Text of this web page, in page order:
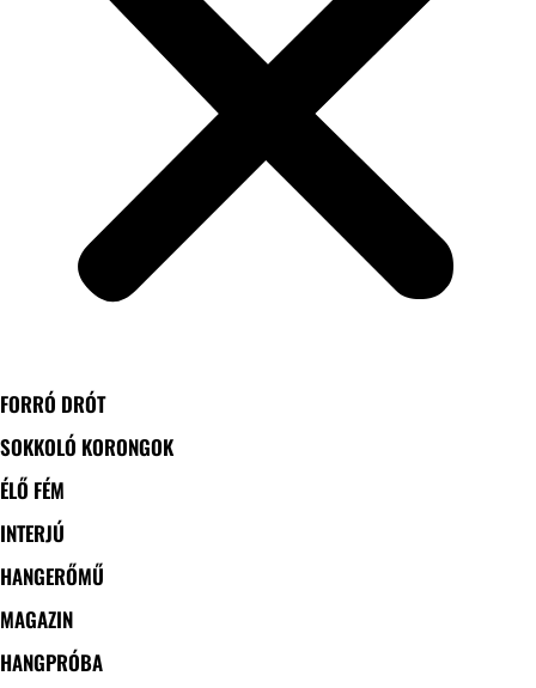
FORRÓ DRÓT
SOKKOLÓ KORONGOK
ÉLŐ FÉM
INTERJÚ
HANGERŐMŰ
MAGAZIN
HANGPRÓBA